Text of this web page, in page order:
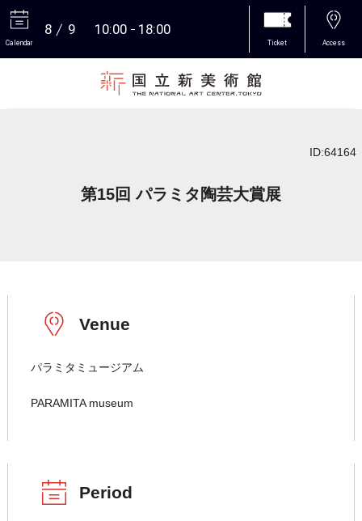
Calendar
8 9 10:00 18:00
Ticket Access
ID:64164
第15回 パラミタ陶芸大賞展
Venue
パラミタミュージアム
PARAMITA museum
Period